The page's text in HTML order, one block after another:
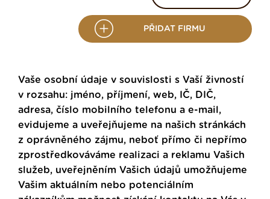
PŘIDAT FIRMU
Vaše osobní údaje v souvislosti s Vaší živností
v rozsahu: jméno, příjmení, web, IČ, DIČ,
adresa, číslo mobilního telefonu a e-mail,
evidujeme a uveřejňujeme na našich stránkách
z oprávněného zájmu, neboť přímo či nepřímo
zprostředkováváme realizaci a reklamu Vašich
služeb, uveřejněním Vašich údajů umožňujeme
Vašim aktuálním nebo potenciálním